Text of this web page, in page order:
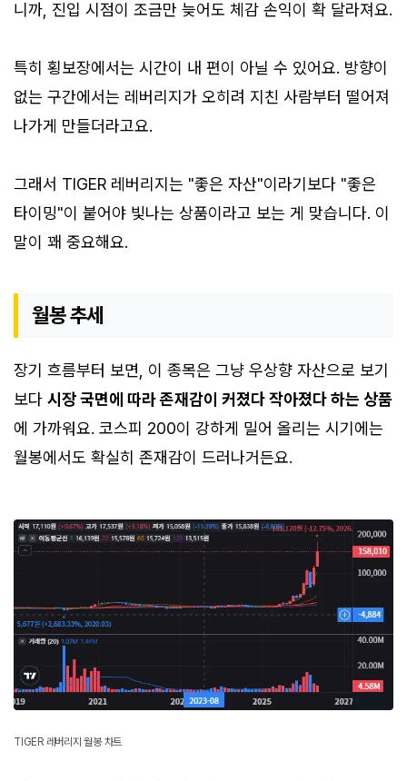
니까, 진입 시점이 조금만 늦어도 체감 손익이 확 달라져요.
특히 횡보장에서는 시간이 내 편이 아닐 수 있어요. 방향이
없는 구간에서는 레버리지가 오히려 지친 사람부터 떨어져
나가게 만들더라고요.
그래서 TIGER 레버리지는 "좋은 자산"이라기보다 "좋은
타이밍"이 붙어야 빛나는 상품이라고 보는 게 맞습니다. 이
말이 꽤 중요해요.
월봉 추세
장기 흐름부터 보면, 이 종목은 그냥 우상향 자산으로 보기
보다 시장 국면에 따라 존재감이 커졌다 작아졌다 하는 상품
에 가까워요. 코스피 200이 강하게 밀어 올리는 시기에는
월봉에서도 확실히 존재감이 드러나거든요.
TIGER 레버리지 월봉 차트